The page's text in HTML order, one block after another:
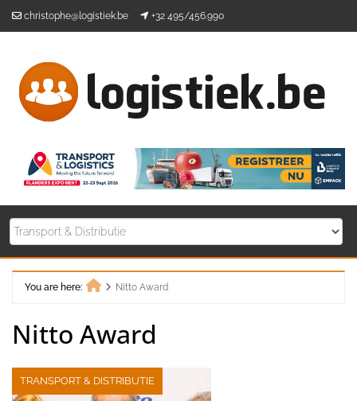
christophe@logistiek.be +32 495/456.990
You are here:
Nitto Award
Nitto Award
TRANSPORT & DISTRIBUTIE